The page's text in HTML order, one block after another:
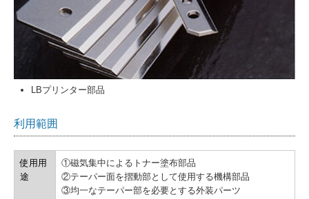
LBプリンター部品
利用範囲
使用用
途
①磁気集中によるトナー塗布部品
②テーパー面を摺動部として使用する機構部品
③均一なテーパー部を必要とする外装パーツ